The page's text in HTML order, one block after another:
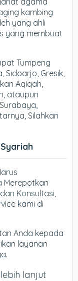
kambing
yang ahli
yang membuat
Tumpeng
Sidoarjo, Gresik,
Aqiqah,
ataupun
Silahkan
Merepotkan
Konsultasi,
kami di
Anda kepada
layanan
lanjut